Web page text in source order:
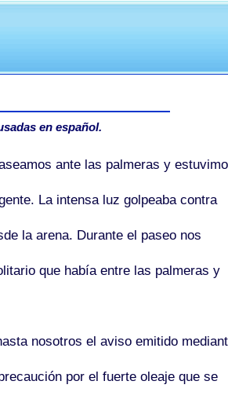
en español.
antelas palmeras y
La intensa luz golpeaba contra
la arena. Duranteel paseo nos
que había entrelas palmeras y
nosotros el aviso emitido
porel fuerte oleaje que se